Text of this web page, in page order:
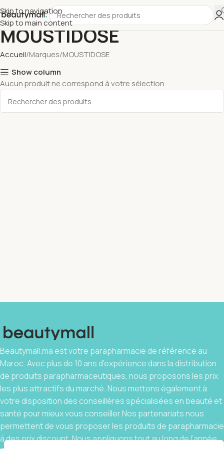
Skip to navigation
Skip to main content
MOUSTIDOSE
Accueil Marques MOUSTIDOSE
Show column
Aucun produit ne correspond à votre sélection.
Beautymall.ma est votre parapharmacie de référence au
Maroc. Avec plus de 10 ans d’expérience dans la distribution
de produits parapharmaceutiques, nous proposons les prix
les plus attractifs du marché. Nous mettons également à
votre disposition des conseillères spécialisées en beauté et
santé pour mieux vous conseiller.Nos partenariats nous
permettent de vous proposer les produits de parapharmacie
à des prix discount. Nous appliquons tout au long de l’année